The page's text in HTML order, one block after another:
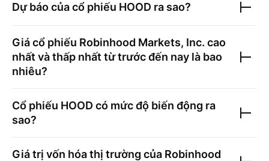
Dự báo của cổ phiếu HOOD ra sao?
Giá cổ phiếu Robinhood Markets, Inc. cao
nhất và thấp nhất từ trước đến nay là bao
nhiêu?
Cổ phiếu HOOD có mức độ biến động ra
sao?
Giá trị vốn hóa thị trường của Robinhood